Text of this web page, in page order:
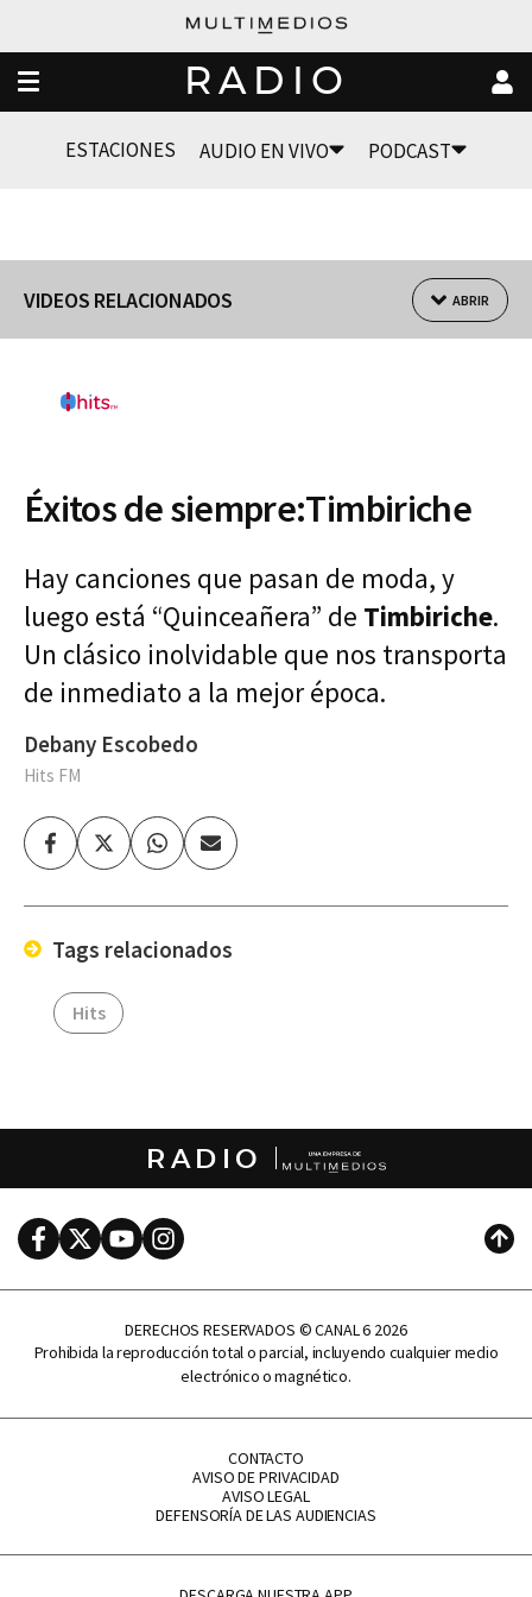
RADIO
ESTACIONES AUDIO EN VIVO PODCAST
VIDEOS RELACIONADOS ABRIR
Éxitos de siempre:Timbiriche
Hay canciones que pasan de moda, y
luego está “Quinceañera” de Timbiriche.
Un clásico inolvidable que nos transporta
de inmediato a la mejor época.
Debany Escobedo
Hits FM
FacebookTwitterWhatsapp
Enviar
por
Tags relacionados
Hits
RADIO
FacebookTwitterYoutubeInstagram
DERECHOS RESERVADOS © CANAL 6 2026
Prohibida la reproducción total o parcial, incluyendo cualquier medio
electrónico o magnético.
CONTACTO
AVISO DE PRIVACIDAD
AVISO LEGAL
DEFENSORÍA DE LAS AUDIENCIAS